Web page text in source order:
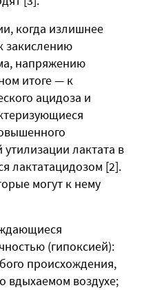
когда излишнее
закислению
напряжению
итоге — к
ацидоза и
лактата в
лактатацидозом [2].
могут к нему
(гипоксией):
происхождения,
вдыхаемом воздухе;